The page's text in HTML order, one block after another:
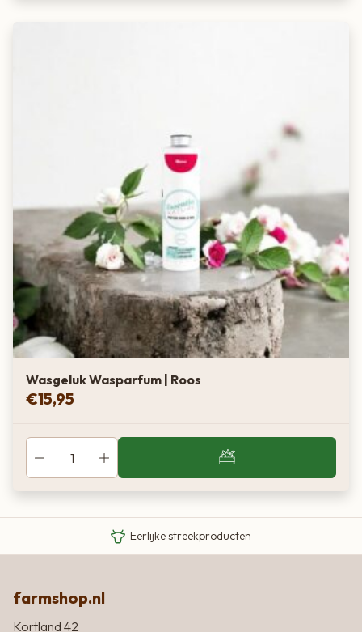
Wasgeluk Wasparfum | Roos
€15,95
Eigen Limousin runderen
Eerlijke streekproducten
farmshop.nl
Kortland 42